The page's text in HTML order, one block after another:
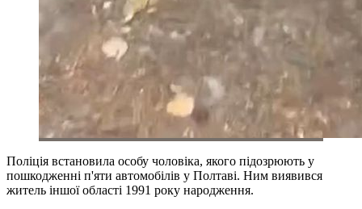
Поліція встановила особу чоловіка, якого підозрюють у
пошкодженні п'яти автомобілів у Полтаві. Ним виявився
житель іншої області 1991 року народження.